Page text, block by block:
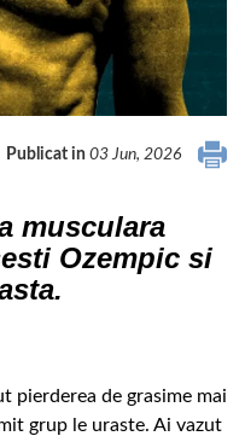
Publicat in 03 Jun, 2026
musculara
Ozempic si
pierderea de grasime mai
grup le uraste. Ai vazut